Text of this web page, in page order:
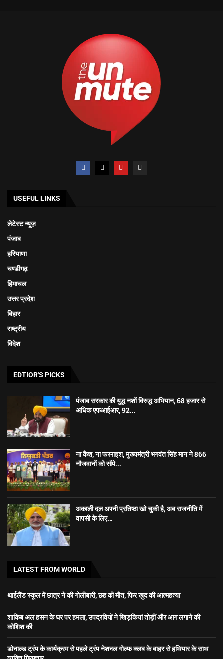
USEFUL LINKS
लेटेस्ट न्यूज़
पंजाब
हरियाणा
चण्डीगढ़
हिमाचल
उत्तर प्रदेश
बिहार
राष्ट्रीय
विदेश
EDTIOR'S PICKS
पंजाब सरकार की युद्ध नशों विरुद्ध अभियान, 68 हजार से
अधिक एफआईआर, 92...
ना कैश, ना फरमाइश, मुख्यमंत्री भगवंत सिंह मान ने 866
नौजवानों को सौंपे...
अकाली दल अपनी प्रतिष्ठा खो चुकी है, अब राजनीति में
वापसी के लिए...
LATEST FROM WORLD
थाईलैंड स्कूल में छात्र ने की गोलीबारी, छह की मौत, फिर खुद की आत्महत्या
शाकिब अल हसन के घर पर हमला, उपद्रवियों ने खिड़कियां तोड़ीं और आग लगाने की
कोशिश की
डोनाल्ड ट्रंप के कार्यक्रम से पहले ट्रंप नेशनल गोल्फ क्लब के बाहर से हथियार के साथ